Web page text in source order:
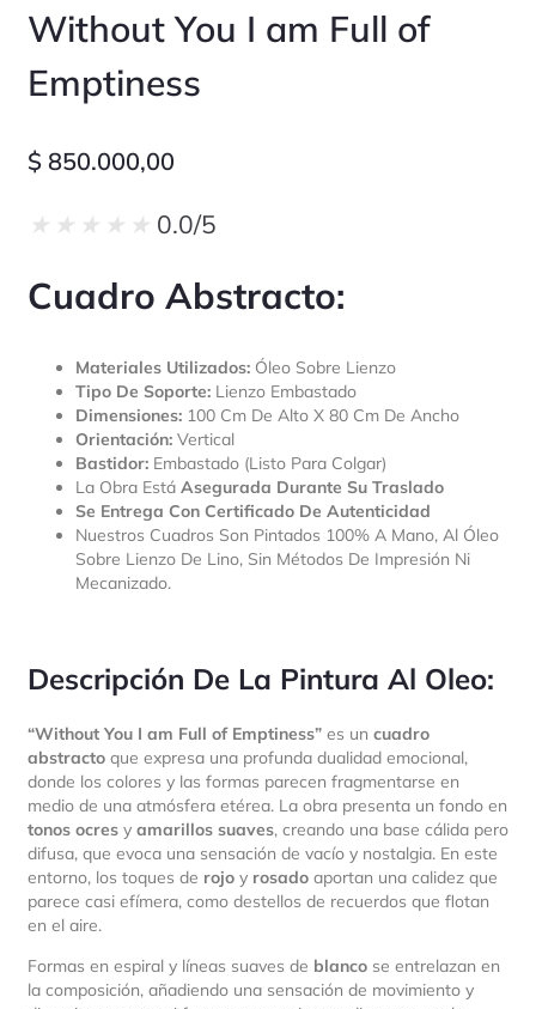
Without You I am Full of
Emptiness
$ 850.000,00
★ ★ ★ ★ ★ 0.0/5
Cuadro Abstracto:
Materiales Utilizados: Óleo Sobre Lienzo
Tipo De Soporte: Lienzo Embastado
Dimensiones: 100 Cm De Alto X 80 Cm De Ancho
Orientación: Vertical
Bastidor: Embastado (listo Para Colgar)
La Obra Está Asegurada Durante Su Traslado
Se Entrega Con Certificado De Autenticidad
Nuestros Cuadros Son Pintados 100% A Mano, Al Óleo
Sobre Lienzo De Lino, Sin Métodos De Impresión Ni
Mecanizado.
Descripción De La Pintura Al Oleo:
“Without You I am Full of Emptiness” es un cuadro
abstracto que expresa una profunda dualidad emocional,
donde los colores y las formas parecen fragmentarse en
medio de una atmósfera etérea. La obra presenta un fondo en
tonos ocres y amarillos suaves, creando una base cálida pero
difusa, que evoca una sensación de vacío y nostalgia. En este
entorno, los toques de rojo y rosado aportan una calidez que
parece casi efímera, como destellos de recuerdos que flotan
en el aire.
Formas en espiral y líneas suaves de blanco se entrelazan en
la composición, añadiendo una sensación de movimiento y